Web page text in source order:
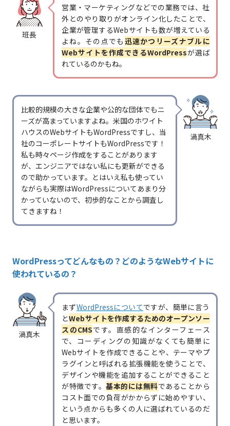
班長
営業・マーケティングなどでの業務では、社
外とのやり取りがオンライン化したことで、
企業が管理するWebサイトも数が増えている
よね。その点でも 迅速かつリーズナブルに
Webサイトを作成できるWordPressが選ば
れているのかもね。
渦真木
比較的規模の大きな企業や公的な団体でもニ
ーズが高まっていますよね。米国のホワイト
ハウスのWebサイトもWordPressですし、当
社のコーポレートサイトもWordPressです！
私も時々ページ作成をすることがあります
が、エンジニアではない私にも更新ができる
ので助かっています。とはいえ私も使ってい
ながらも実際はWordPressについてあまり分
かっていないので、初歩的なことから調査し
てきますね！
WordPressってどんなもの？どのようなWebサイトに
使われているの？
渦真木
まずWordPressについてですが、簡単に言う
とWebサイトを作成するためのオープンソー
スのCMSです。直感的なインターフェース
で、コーディングの知識がなくても簡単に
Webサイトを作成できることや、テーマやプ
ラグインと呼ばれる拡張機能を使うことで、
デザインや機能を追加することができること
が特徴です。基本的には無料であることから
コスト面での負荷がかからずに始めやすい、
という点からも多くの人に選ばれているのだ
と思います。